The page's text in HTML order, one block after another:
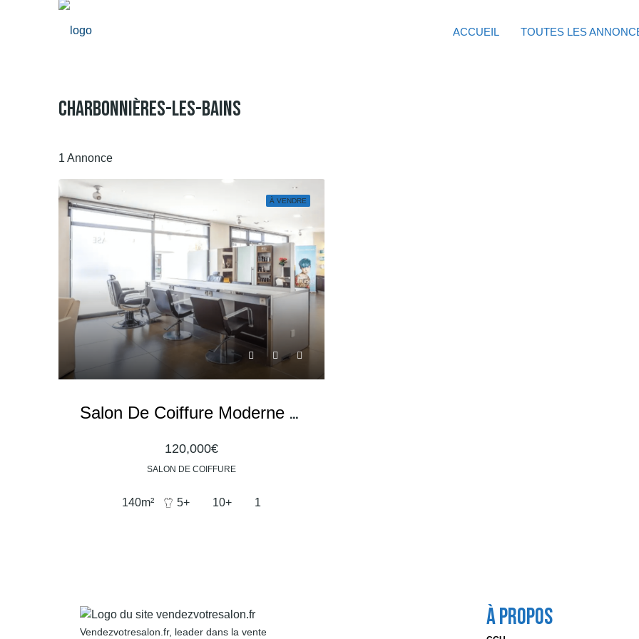
ACCUEIL TOUTES LES
Charbonnières-Les-Bains
1 Annonce
À VENDRE
Salon De Coiffure Moderne Et Spacieux
120,000€
SALON DE COIFFURE
140m² 5+ 10+ 1
Vendezvotresalon.fr, leader dans la vente
À Propos